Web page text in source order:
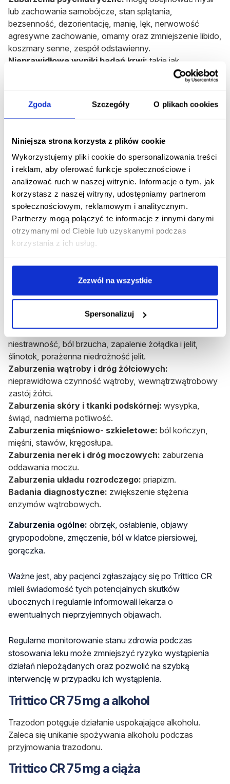
Zgoda Szczegóły O plikach cookies
Niniejsza strona korzysta z plików cookie
Wykorzystujemy pliki cookie do spersonalizowania treści
i reklam, aby oferować funkcje społecznościowe i
analizować ruch w naszej witrynie. Informacje o tym, jak
korzystasz z naszej witryny, udostępniamy partnerom
społecznościowym, reklamowym i analitycznym.
Partnerzy mogą połączyć te informacje z innymi danymi
otrzymanymi od Ciebie lub uzyskanymi podczas
korzystania z ich usług.
Zezwól na wszystkie
Spersonalizuj
lub zachowania samobójcze, stan splątania,
bezsenność, dezorientację, manię, lęk, nerwowość
agresywne zachowanie, omamy oraz zmniejszenie libido,
koszmary senne, zespół odstawienny.
Nieprawidłowe wyniki badań krwi: takie jak
agranulocytoza, trombocytopenia, eozynofilia,
objawiać się hiponatremią, utratą masy ciała,
jadłowstrętem czy zwiększonym łaknieniem.
zespół niewłaściwego wydzielania hormonu
antydiuretycznego (SIADH).
Zaburzenia układu nerwowego:zespół serotoninowy,
drgawki, złośliwy zespół neuroleptyczny, zawroty głowy,
zaburzenia równowagi, ból głowy, senność, niepokój,
osłabienie czujności, drżenie, nieostre widzenie,
zaburzenia pamięci, drgawki kloniczne, afazja
ekspresywna, parestezje, dystonia, zmiany smaku.
Zaburzenia serca:niemiarowość rytmu, bradykardia,
Zaburzenia naczyniowe:
nadciśnienie tętnicze, omdlenia.
Zaburzenia układu oddechowego:uczucie
Zaburzenia żołądka i jelit:nudności, wymioty, suchość
błony śluzowej jamy ustnej, zaparcie, biegunka,
niestrawność, ból brzucha, zapalenie żołądka i jelit,
ślinotok, porażenna niedrożność jelit.
Zaburzenia wątroby i dróg żółciowych:
nieprawidłowa czynność wątroby, wewnątrzwątrobowy
zastój żółci.
Zaburzenia skóry i tkanki podskórnej: wysypka,
świąd, nadmierna potliwość.
Zaburzenia mięśniowo- szkieletowe: ból kończyn,
mięśni, stawów, kręgosłupa.
Zaburzenia nerek i dróg moczowych: zaburzenia
oddawania moczu.
Zaburzenia układu rozrodczego: priapizm.
Badania diagnostyczne: zwiększenie stężenia
enzymów wątrobowych.
Zaburzenia ogólne: obrzęk, osłabienie, objawy
grypopodobne, zmęczenie, ból w klatce piersiowej,
gorączka.
Ważne jest, aby pacjenci zgłaszający się po Trittico CR
mieli świadomość tych potencjalnych skutków
ubocznych i regularnie informowali lekarza o
ewentualnych nieprzyjemnych objawach.
Regularne monitorowanie stanu zdrowia podczas
stosowania leku może zmniejszyć ryzyko wystąpienia
działań niepożądanych oraz pozwolić na szybką
interwencję w przypadku ich wystąpienia.
Trittico CR 75 mg a alkohol
Trazodon potęguje działanie uspokajające alkoholu.
Zaleca się unikanie spożywania alkoholu podczas
przyjmowania trazodonu.
Trittico CR 75 mg a ciąża